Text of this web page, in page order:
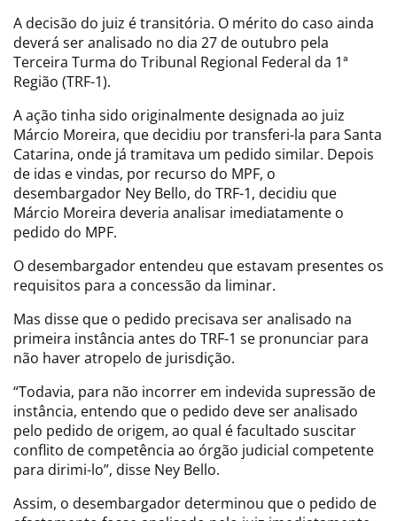
A decisão do juiz é transitória. O mérito do caso ainda
deverá ser analisado no dia 27 de outubro pela
Terceira Turma do Tribunal Regional Federal da 1ª
Região (TRF-1).
A ação tinha sido originalmente designada ao juiz
Márcio Moreira, que decidiu por transferi-la para Santa
Catarina, onde já tramitava um pedido similar. Depois
de idas e vindas, por recurso do MPF, o
desembargador Ney Bello, do TRF-1, decidiu que
Márcio Moreira deveria analisar imediatamente o
pedido do MPF.
O desembargador entendeu que estavam presentes os
requisitos para a concessão da liminar.
Mas disse que o pedido precisava ser analisado na
primeira instância antes do TRF-1 se pronunciar para
não haver atropelo de jurisdição.
“Todavia, para não incorrer em indevida supressão de
instância, entendo que o pedido deve ser analisado
pelo pedido de origem, ao qual é facultado suscitar
conflito de competência ao órgão judicial competente
para dirimi-lo”, disse Ney Bello.
Assim, o desembargador determinou que o pedido de